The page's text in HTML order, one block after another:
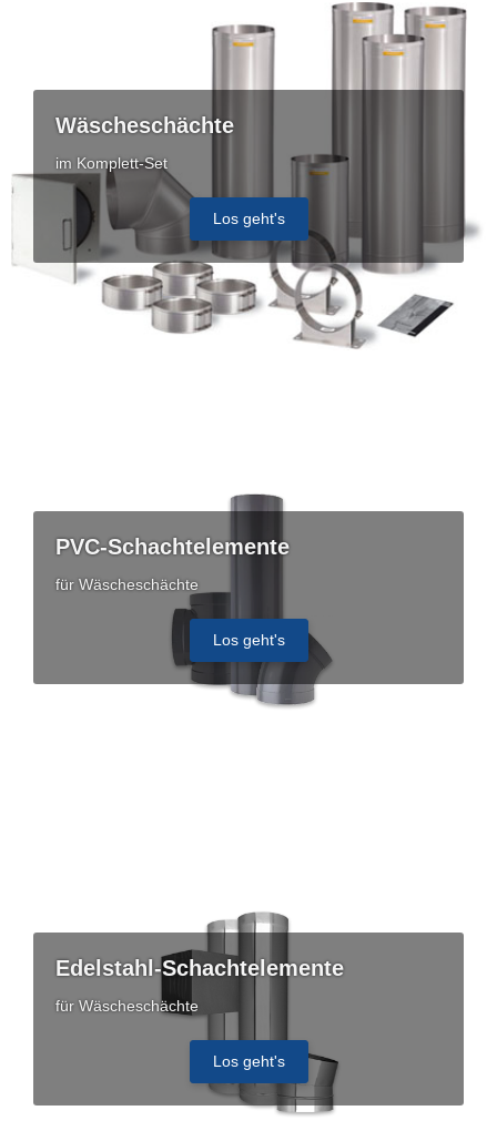
Wäscheschächte
im Komplett-Set
Los geht's
PVC-Schachtelemente
für Wäscheschächte
Los geht's
Edelstahl-Schachtelemente
für Wäscheschächte
Los geht's